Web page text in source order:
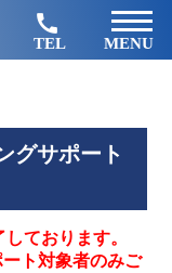
TEL MENU
グサポート
ております。
ト対象者のみご